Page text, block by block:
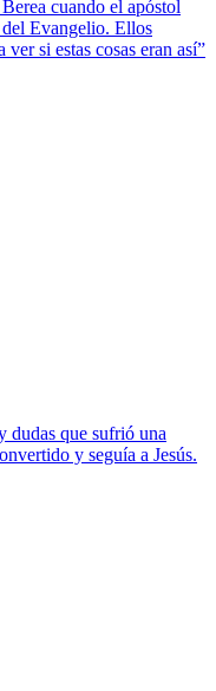
cuando el apóstol
del Evangelio. Ellos
si estas cosas eran así”
dudas que sufrió una
y seguía a Jesús.